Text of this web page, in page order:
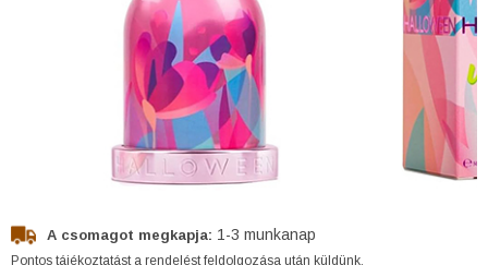
A csomagot megkapja: 1-3 munkanap
Pontos tájékoztatást a rendelést feldolgozása után küldünk.